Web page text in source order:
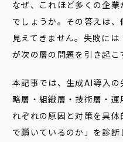
なぜ、これほど多くの企
でしょうか。その答えは
見えてきません。失敗に
が次の層の問題を引き起こ
本記事では、生成AI導入
略層・組織層・技術層・
れぞれの原因と対策を具
で躓いているのか」を診